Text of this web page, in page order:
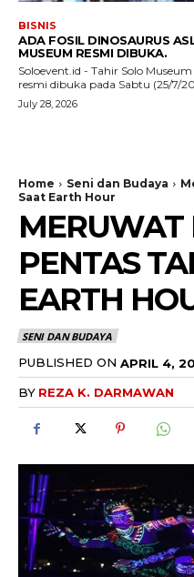
BISNIS
ADA FOSIL DINOSAURUS
MUSEUM RESMI DIBUKA.
Soloevent.id - Tahir Solo
resmi dibuka pada Sabtu (25/7/
July 28, 2026